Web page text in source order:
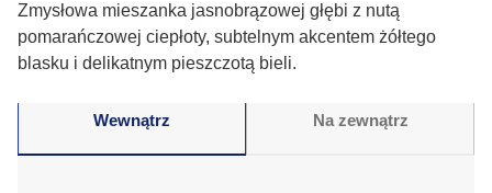
Zmysłowa mieszanka jasnobrązowej głębi z nutą
pomarańczowej ciepłoty, subtelnym akcentem żółtego
blasku i delikatnym pieszczotą bieli.
Wewnątrz Na zewnątrz